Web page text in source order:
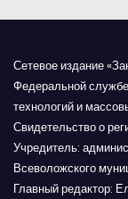
м
Сетевое издание
Федеральной
технологий и
Свидетельство о
Учредитель:
Всеволожского
Главный редактор: